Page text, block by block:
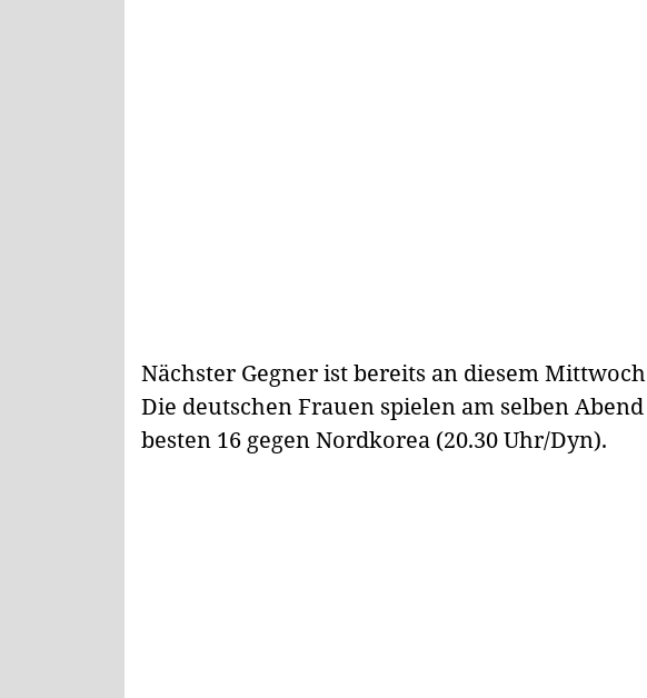
Nächster Gegner ist bereits an diesem
Die deutschen Frauen spielen am selben
besten 16 gegen Nordkorea (20.30 Uhr/Dyn).